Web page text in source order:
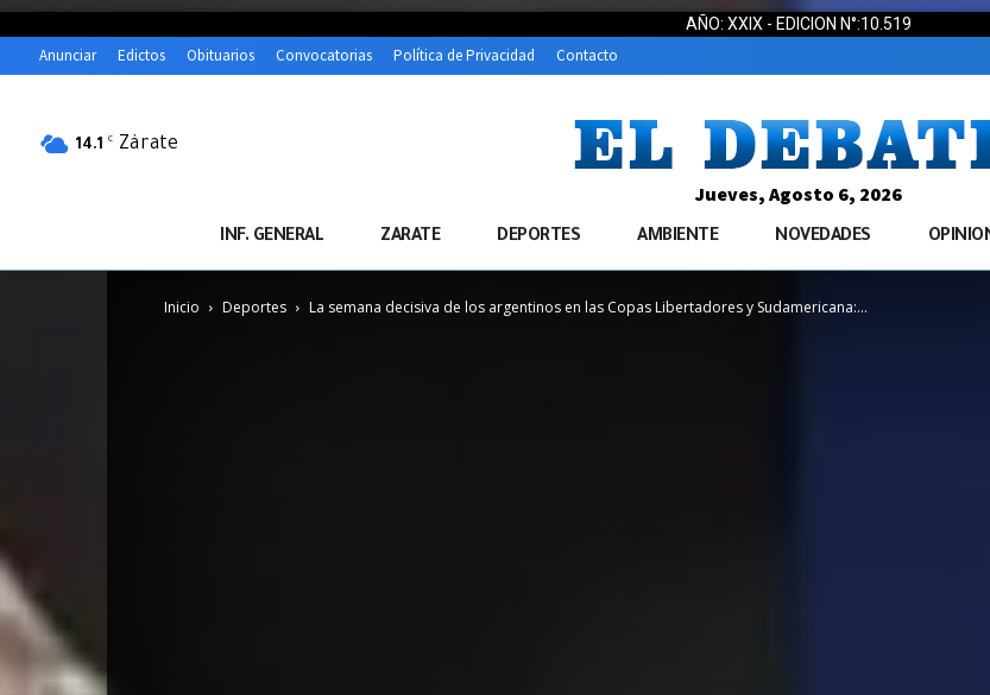
AÑO: XXIX - EDICION N°:10.519
Anunciar Edictos Obituarios Convocatorias Política de Privacidad Contacto
14.1 C Zárate
Jueves, Agosto 6, 2026
INF. GENERAL ZARATE DEPORTES AMBIENTE NOVEDADES
Inicio Deportes La semana decisiva de los argentinos en las Copas Libertadores y Sudamericana:...